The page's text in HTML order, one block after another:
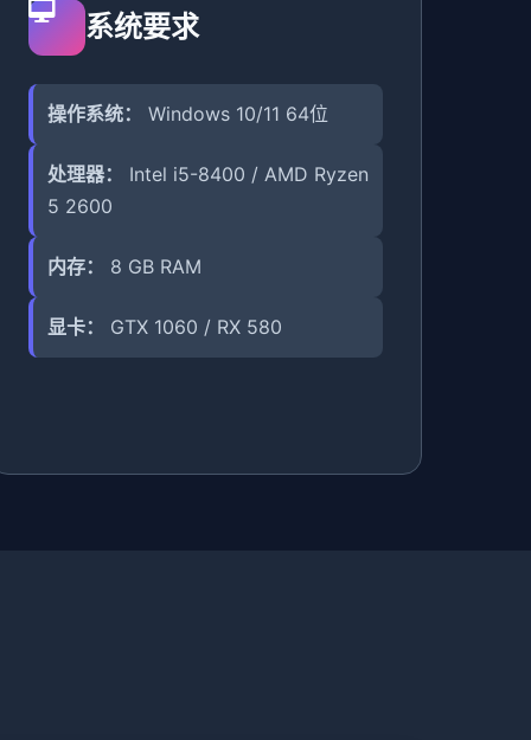
系统要求
操作系统： Windows 10/11 64位
处理器：
Intel i5-8400 / AMD Ryzen
5 2600
内存： 8 GB RAM
显卡： GTX 1060 / RX 580